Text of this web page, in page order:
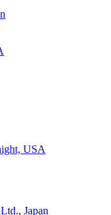
USA
Japan